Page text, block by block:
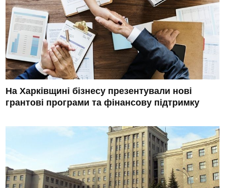
На Харківщині бізнесу презентували нові
грантові програми та фінансову підтримку